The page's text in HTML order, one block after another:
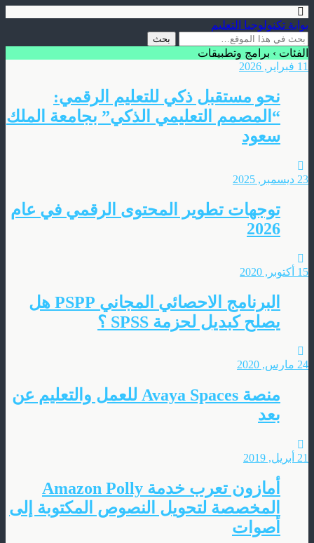
بوابة تكنولوجيا التعليم
الفئات › برامج وتطبيقات
11 فبراير, 2026
نحو مستقبل ذكي للتعليم الرقمي:
“المصمم التعليمي الذكي” بجامعة الملك
سعود
23 ديسمبر, 2025
توجهات تطوير المحتوى الرقمي في عام
2026
15 أكتوبر, 2020
البرنامج الاحصائي المجاني PSPP هل
يصلح كبديل لحزمة SPSS ؟
24 مارس, 2020
منصة Avaya Spaces للعمل والتعليم عن
بعد
21 أبريل, 2019
أمازون تعرب خدمة Amazon Polly
المخصصة لتحويل النصوص المكتوبة إلى
أصوات